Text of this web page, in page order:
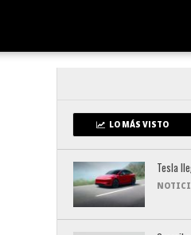
LO MÁS VISTO
Tesla